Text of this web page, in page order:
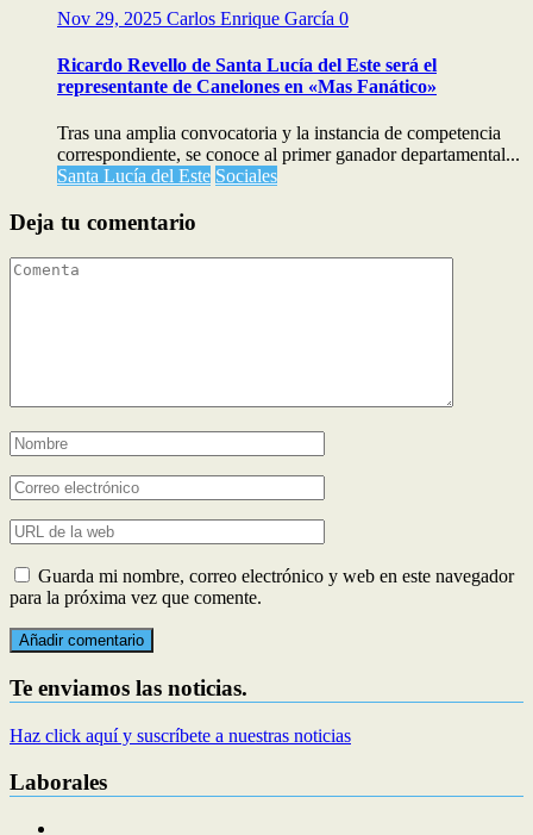
Nov 29, 2025 Carlos Enrique García 0
Ricardo Revello de Santa Lucía del Este será el
representante de Canelones en «Mas Fanático»
Tras una amplia convocatoria y la instancia de competencia
correspondiente, se conoce al primer ganador departamental...
Santa Lucía del Este Sociales
Deja tu comentario
Guarda mi nombre, correo electrónico y web en este navegador
para la próxima vez que comente.
Te enviamos las noticias.
Haz click aquí y suscríbete a nuestras noticias
Laborales